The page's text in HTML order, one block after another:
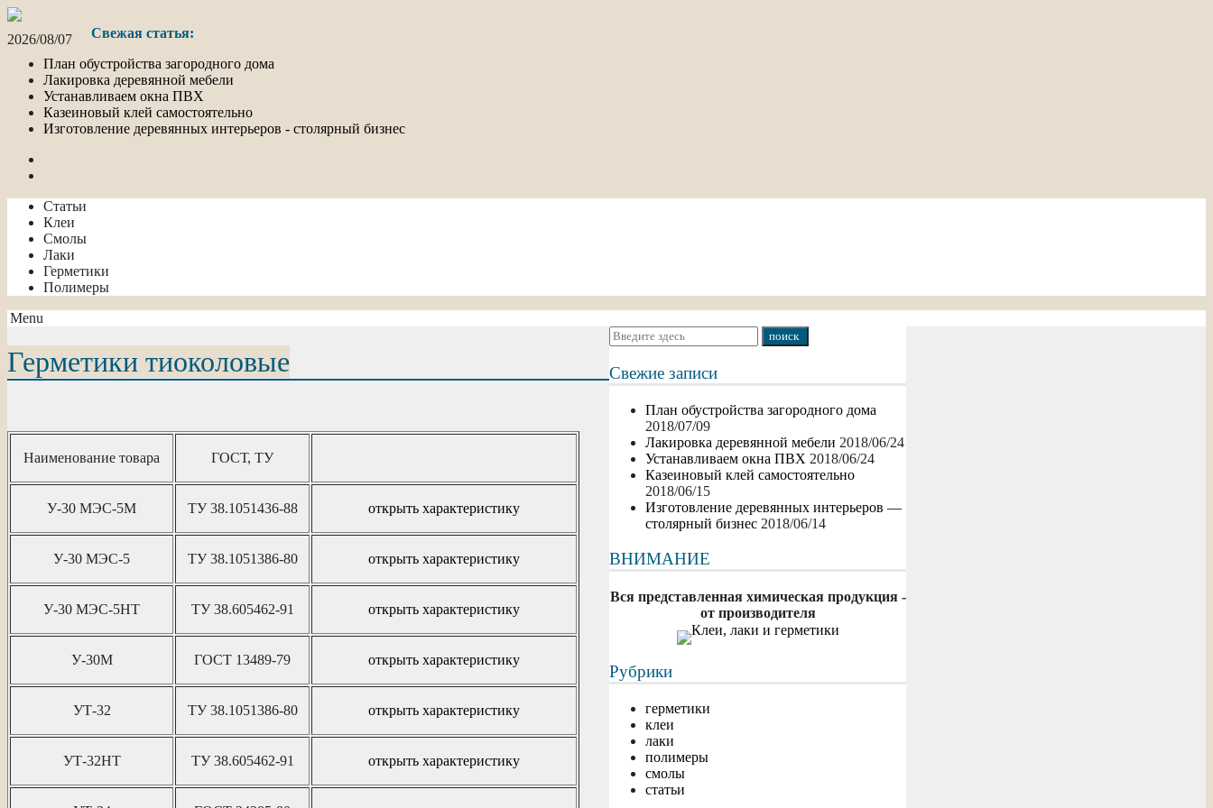
2026/08/07
Свежая статья:
План обустройства загородного дома
Лакировка деревянной мебели
Устанавливаем окна ПВХ
Казеиновый клей самостоятельно
Изготовление деревянных интерьеров - столярный бизнес
Статьи
Клеи
Смолы
Лаки
Герметики
Полимеры
Menu
Свежие записи
План обустройства загородного дома
2018/07/09
Лакировка деревянной мебели 2018/06/24
Устанавливаем окна ПВХ 2018/06/24
Казеиновый клей самостоятельно
2018/06/15
Изготовление деревянных интерьеров —
столярный бизнес 2018/06/14
ВНИМАНИЕ
Вся представленная химическая продукция -
от производителя
Рубрики
герметики
клеи
лаки
полимеры
смолы
статьи
Герметики тиоколовые
Наименование товара ГОСТ, ТУ
У-30 МЭС-5М ТУ 38.1051436-88 открыть характеристику
У-30 МЭС-5 ТУ 38.1051386-80 открыть характеристику
У-30 МЭС-5НТ ТУ 38.605462-91 открыть характеристику
У-30М ГОСТ 13489-79 открыть характеристику
УТ-32 ТУ 38.1051386-80 открыть характеристику
УТ-32НТ ТУ 38.605462-91 открыть характеристику